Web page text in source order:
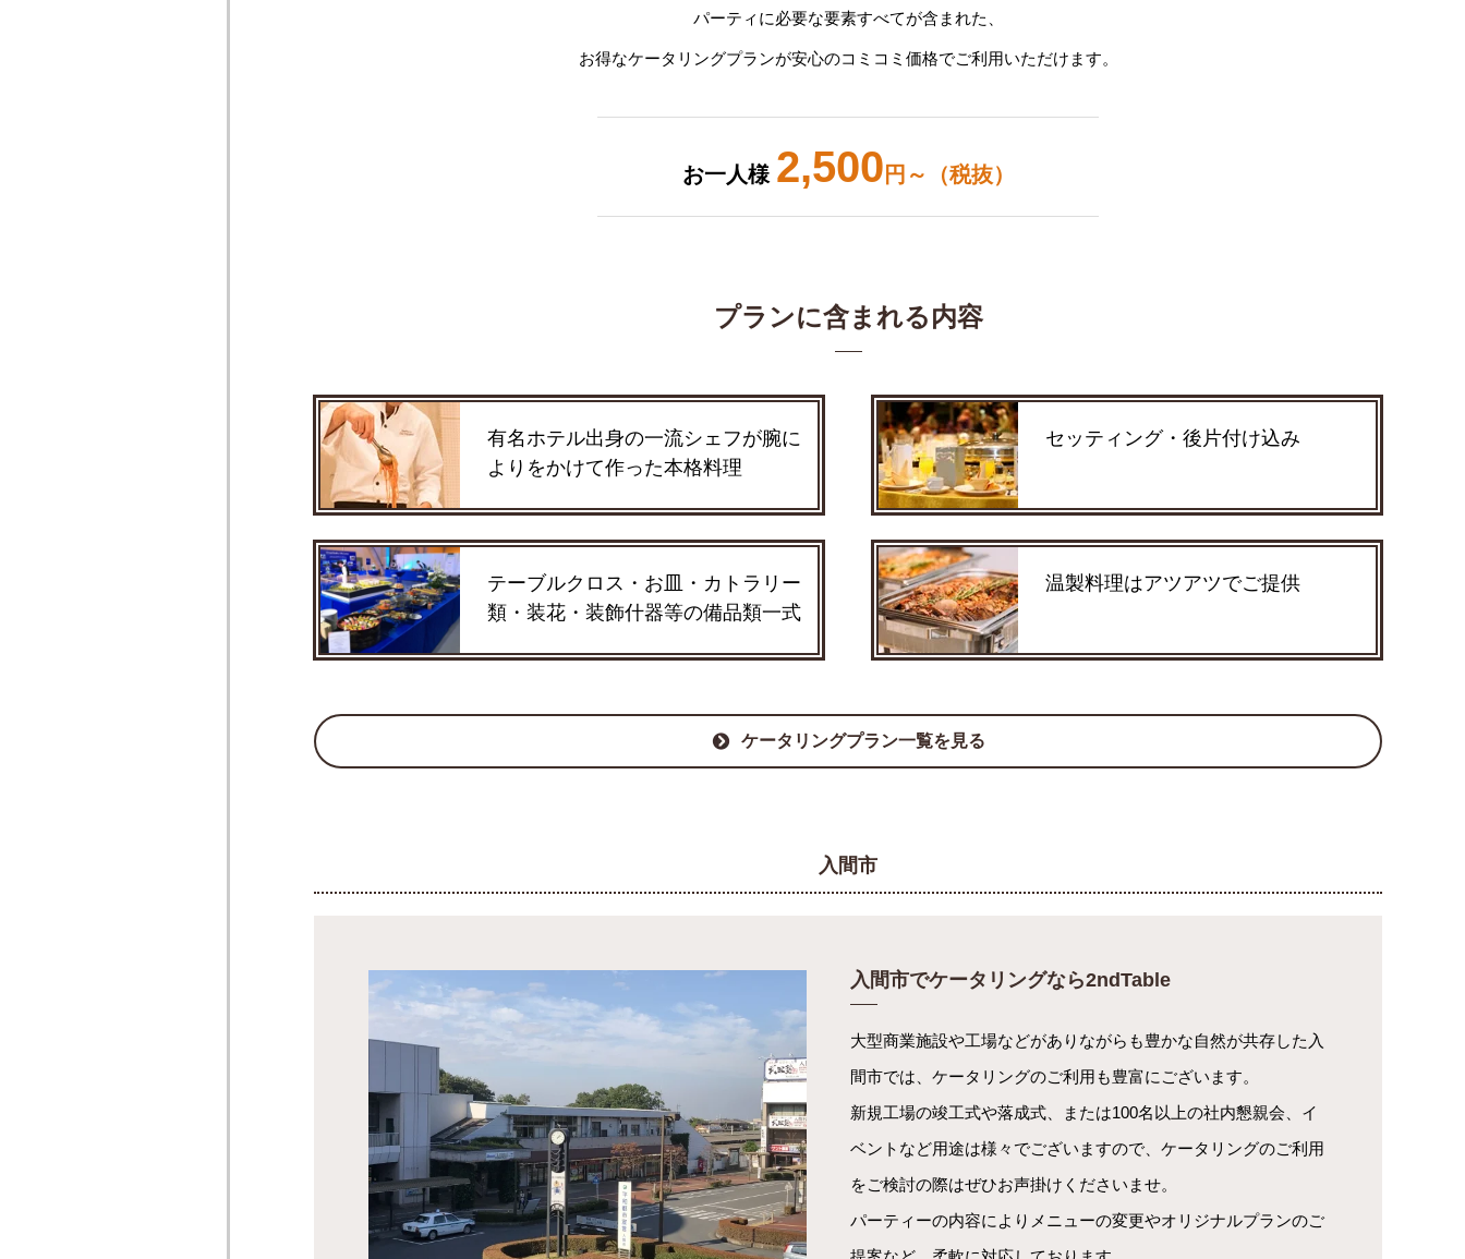
パーティに必要な要素すべてが含まれた、
お得なケータリングプランが安心のコミコミ価格でご利用いただけます。
お一人様 2,500 円～（税抜）
プランに含まれる内容
有名ホテル出身の一流シェフが腕に
よりをかけて作った本格料理
セッティング・後片付け込み
テーブルクロス・お皿・カトラリー
類・装花・装飾什器等の備品類一式
温製料理はアツアツでご提供
ケータリングプラン一覧を見る
入間市
入間市でケータリングなら2ndTable
大型商業施設や工場などがありながらも豊かな自然が共存した入
間市では、ケータリングのご利用も豊富にございます。
新規工場の竣工式や落成式、または100名以上の社内懇親会、イ
ベントなど用途は様々でございますので、ケータリングのご利用
をご検討の際はぜひお声掛けくださいませ。
パーティーの内容によりメニューの変更やオリジナルプランのご